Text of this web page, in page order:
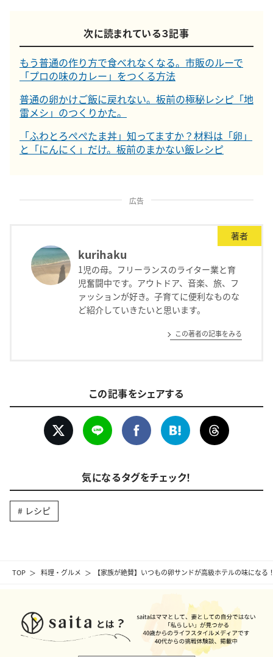
TOP 料理・グルメ 【家族が絶賛】いつもの卵サンドが高級ホテルの味にな
次に読まれている３記事
もう普通の作り方で食べれなくなる。市販のルーで
「プロの味のカレー」をつくる方法
普通の卵かけご飯に戻れない。板前の極秘レシピ「地
雷メシ」のつくりかた。
「ふわとろぺぺたま丼」知ってますか？材料は「卵」
と「にんにく」だけ。板前のまかない飯レシピ
広告
著者
kurihaku
1児の母。フリーランスのライター業と育
児奮闘中です。アウトドア、音楽、旅、フ
ァッションが好き。子育てに便利なものな
ど紹介していきたいと思います。
この著者の記事をみる
この記事をシェアする
気になるタグをチェック！
レシピ